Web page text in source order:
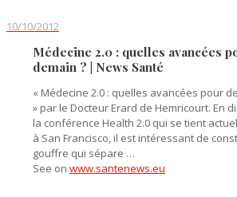
10/10/2012
Médecine 2.0 : quelles avancées
demain ? | News Santé
« Médecine 2.0 : quelles avancées pour
» par le Docteur Erard de Hemricourt. En
la conférence Health 2.0 qui se tient
à San Francisco, il est intéressant de
gouffre qui sépare …
See on www.santenews.eu